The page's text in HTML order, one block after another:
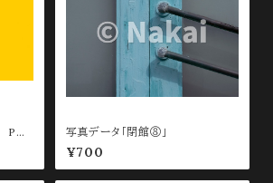
PC
写真データ「閉館⑧」
¥700